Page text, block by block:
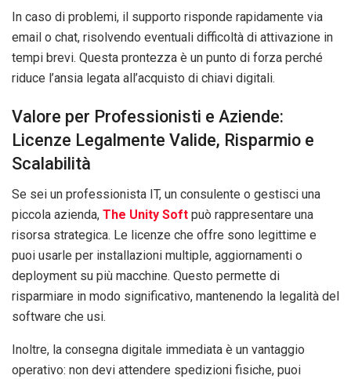
In caso di problemi, il supporto risponde rapidamente via
email o chat, risolvendo eventuali difficoltà di attivazione in
tempi brevi. Questa prontezza è un punto di forza perché
riduce l’ansia legata all’acquisto di chiavi digitali.
Valore per Professionisti e Aziende:
Licenze Legalmente Valide, Risparmio e
Scalabilità
Se sei un professionista IT, un consulente o gestisci una
piccola azienda, The Unity Soft può rappresentare una
risorsa strategica. Le licenze che offre sono legittime e
puoi usarle per installazioni multiple, aggiornamenti o
deployment su più macchine. Questo permette di
risparmiare in modo significativo, mantenendo la legalità del
software che usi.
Inoltre, la consegna digitale immediata è un vantaggio
operativo: non devi attendere spedizioni fisiche, puoi